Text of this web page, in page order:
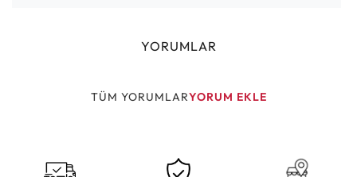
YORUMLAR
TÜM YORUMLARYORUM EKLE